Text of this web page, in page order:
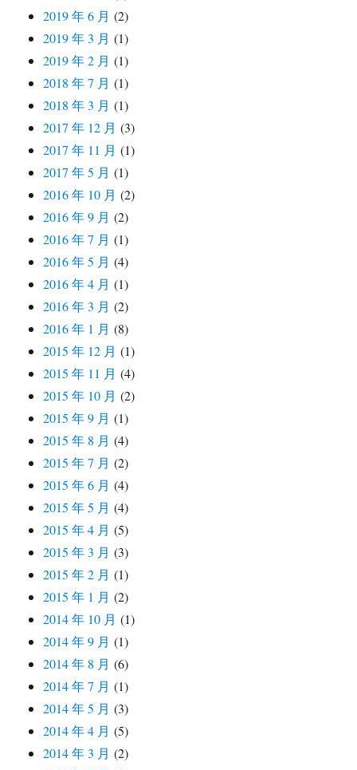
2019 年 6 月 (2)
2019 年 3 月 (1)
2019 年 2 月 (1)
2018 年 7 月 (1)
2018 年 3 月 (1)
2017 年 12 月 (3)
2017 年 11 月 (1)
2017 年 5 月 (1)
2016 年 10 月 (2)
2016 年 9 月 (2)
2016 年 7 月 (1)
2016 年 5 月 (4)
2016 年 4 月 (1)
2016 年 3 月 (2)
2016 年 1 月 (8)
2015 年 12 月 (1)
2015 年 11 月 (4)
2015 年 10 月 (2)
2015 年 9 月 (1)
2015 年 8 月 (4)
2015 年 7 月 (2)
2015 年 6 月 (4)
2015 年 5 月 (4)
2015 年 4 月 (5)
2015 年 3 月 (3)
2015 年 2 月 (1)
2015 年 1 月 (2)
2014 年 10 月 (1)
2014 年 9 月 (1)
2014 年 8 月 (6)
2014 年 7 月 (1)
2014 年 5 月 (3)
2014 年 4 月 (5)
2014 年 3 月 (2)